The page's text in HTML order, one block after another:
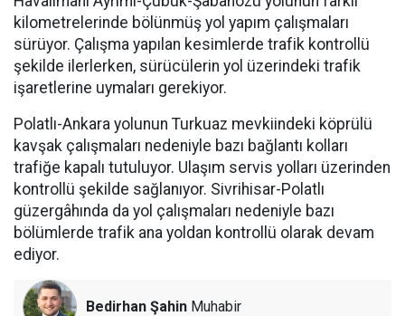
kilometrelerinde bölünmüş yol yapım çalışmaları
sürüyor. Çalışma yapılan kesimlerde trafik kontrollü
şekilde ilerlerken, sürücülerin yol üzerindeki trafik
işaretlerine uymaları gerekiyor.
Polatlı-Ankara yolunun Turkuaz mevkiindeki köprülü
kavşak çalışmaları nedeniyle bazı bağlantı kolları
trafiğe kapalı tutuluyor. Ulaşım servis yolları üzerinden
kontrollü şekilde sağlanıyor. Sivrihisar-Polatlı
güzergâhında da yol çalışmaları nedeniyle bazı
bölümlerde trafik ana yoldan kontrollü olarak devam
ediyor.
Bedirhan Şahin Muhabir